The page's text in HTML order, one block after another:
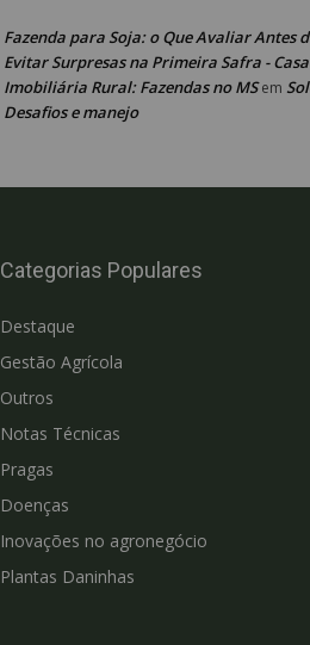
Fazenda para Soja: o Que Avaliar Antes
Evitar Surpresas na Primeira Safra -
Imobiliária Rural: Fazendas no MSem
Desafios e manejo
Categorias Populares
Destaque
Gestão Agrícola
Outros
Notas Técnicas
Pragas
Doenças
Inovações no agronegócio
Plantas Daninhas